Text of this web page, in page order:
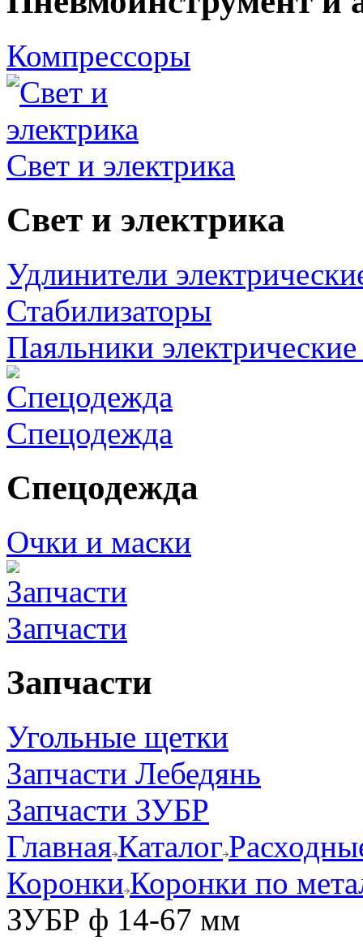
Компрессоры
Свет и электрика
Свет и электрика
Удлинители
Стабилизаторы
Паяльники
Спецодежда
Спецодежда
Очки и маски
Запчасти
Запчасти
Угольные щетки
Запчасти Лебедянь
Запчасти ЗУБР
ГлавнаяКаталог
Коронки Коронки по
ЗУБР ф 14-67 мм